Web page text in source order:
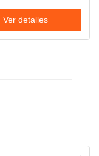
Ver detalles